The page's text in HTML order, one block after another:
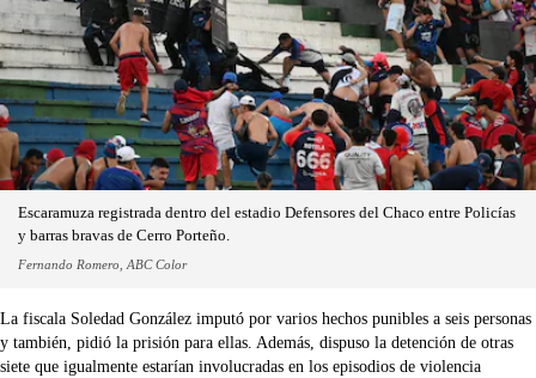
Escaramuza registrada dentro del estadio Defensores del Chaco entre Policías
y barras bravas de Cerro Porteño.
Fernando Romero, ABC Color
La fiscala Soledad González imputó por varios hechos punibles a seis personas
y también, pidió la prisión para ellas. Además, dispuso la detención de otras
siete que igualmente estarían involucradas en los episodios de violencia